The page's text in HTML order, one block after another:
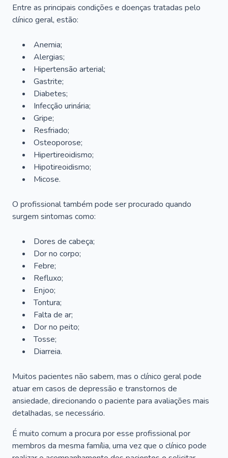
Entre as principais condições e doenças tratadas pelo
clínico geral, estão:
Anemia;
Alergias;
Hipertensão arterial;
Gastrite;
Diabetes;
Infecção urinária;
Gripe;
Resfriado;
Osteoporose;
Hipertireoidismo;
Hipotireoidismo;
Micose.
O profissional também pode ser procurado quando
surgem sintomas como:
Dores de cabeça;
Dor no corpo;
Febre;
Refluxo;
Enjoo;
Tontura;
Falta de ar;
Dor no peito;
Tosse;
Diarreia.
Muitos pacientes não sabem, mas o clínico geral pode
atuar em casos de depressão e transtornos de
ansiedade, direcionando o paciente para avaliações mais
detalhadas, se necessário.
É muito comum a procura por esse profissional por
membros da mesma família, uma vez que o clínico pode